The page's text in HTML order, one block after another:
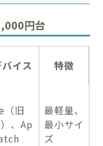
円台
イス 特徴
（旧
、Ap
最軽量、
最小サイ
ズ